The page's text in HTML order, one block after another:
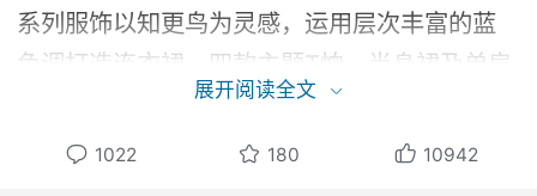
系列服饰以知更鸟为灵感，运用层次丰富的蓝
色调打造连衣裙、四款主题T恤、半身裙及单肩
包等单品，呈现梦幻甜美的元气风格。同步推
出的手镯戒指套组、金属挂件与金属徽章，凭
展开阅读全文
1022 180 10942